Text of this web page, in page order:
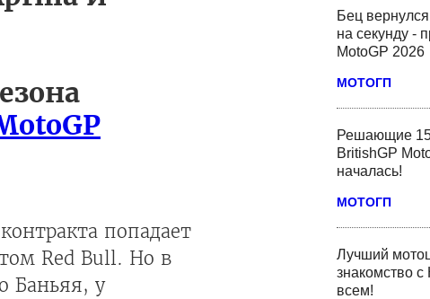
Бец
на секунду -
MotoGP 2026
МОТОГП
Решающие 15
BritishGP
началась!
МОТОГП
Лучший
знакомство
всем!
попадает
Red Bull. Но в
Баньяя, у